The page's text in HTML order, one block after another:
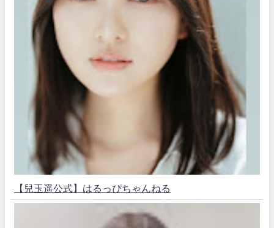
【兒玉遥公式】はるっぴちゃんねる